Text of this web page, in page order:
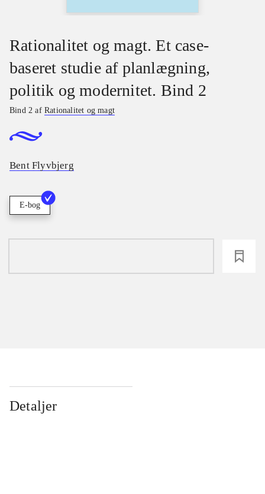
Rationalitet og magt. Et case-
baseret studie af planlægning,
politik og modernitet. Bind 2
Bind 2 afRationalitet og magt
Bent Flyvbjerg
E-bog
Detaljer